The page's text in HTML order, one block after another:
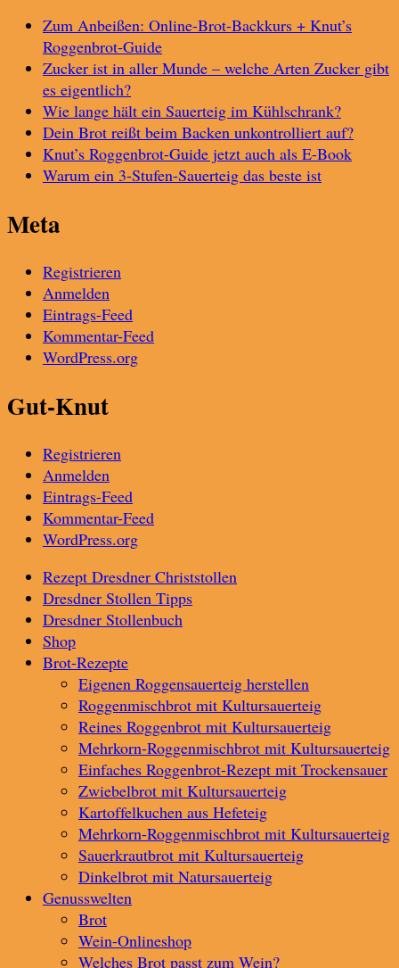
Zum Anbeißen: Online-Brot-Backkurs + Knut’s
Roggenbrot-Guide
Zucker ist in aller Munde – welche Arten Zucker gibt
es eigentlich?
Wie lange hält ein Sauerteig im Kühlschrank?
Dein Brot reißt beim Backen unkontrolliert auf?
Knut’s Roggenbrot-Guide jetzt auch als E-Book
Warum ein 3-Stufen-Sauerteig das beste ist
Meta
Registrieren
Anmelden
Eintrags-Feed
Kommentar-Feed
WordPress.org
Gut-Knut
Registrieren
Anmelden
Eintrags-Feed
Kommentar-Feed
WordPress.org
Rezept Dresdner Christstollen
Dresdner Stollen Tipps
Dresdner Stollenbuch
Shop
Brot-Rezepte
Eigenen Roggensauerteig herstellen
Roggenmischbrot mit Kultursauerteig
Reines Roggenbrot mit Kultursauerteig
Mehrkorn-Roggenmischbrot mit Kultursauerteig
Einfaches Roggenbrot-Rezept mit Trockensauer
Zwiebelbrot mit Kultursauerteig
Kartoffelkuchen aus Hefeteig
Mehrkorn-Roggenmischbrot mit Kultursauerteig
Sauerkrautbrot mit Kultursauerteig
Dinkelbrot mit Natursauerteig
Genusswelten
Brot
Wein-Onlineshop
Welches Brot passt zum Wein?